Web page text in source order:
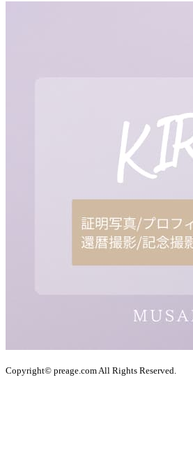
Copyright© preage.com All Rights Reserved.